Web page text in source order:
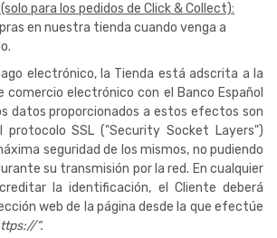
para los pedidos de Click & Collect):
en nuestra tienda cuando venga a
electrónico, la Tienda está adscrita a la
comercio electrónico con el Banco Español
datos proporcionados a estos efectos son
protocolo SSL ("Security Socket Layers")
seguridad de los mismos, no pudiendo
su transmisión por la red. En cualquier
la identificación, el Cliente deberá
web de la página desde la que efectúe
”.